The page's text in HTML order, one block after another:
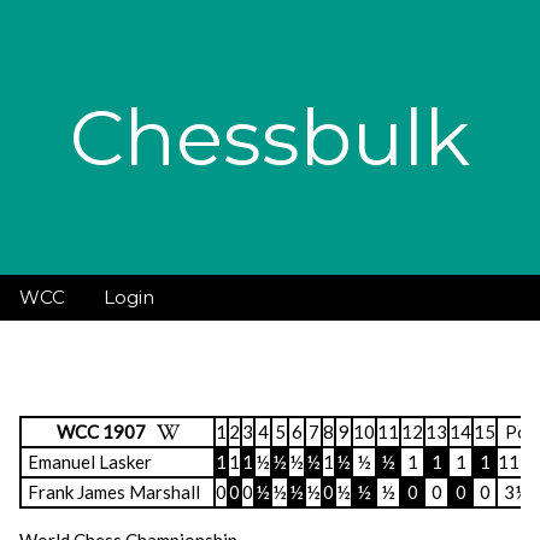
Chessbulk
WCC Login
WCC 1907 1 2 3 4 5 6 7 8 9 10 11 12 13 1415 Po
Emanuel Lasker
1 1 1 ½ ½ ½ ½ 1 ½ ½ ½ 1 1 1 1 11½
Frank James Marshall
000 ½ ½ ½ ½0 ½ ½ ½ 0 0 0 0 3½